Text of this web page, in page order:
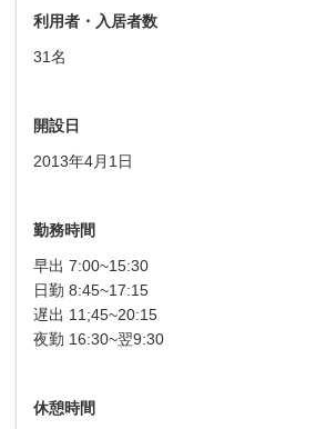
利用者・入居者数
31名
開設日
2013年4月1日
勤務時間
早出 7:00~15:30
日勤 8:45~17:15
遅出 11;45~20:15
夜勤 16:30~翌9:30
休憩時間